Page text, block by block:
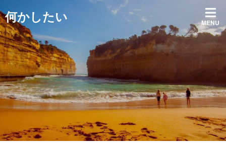
ン
テ
ン
ツ
へ
ス
キ
ッ
プ
何かしたい MENU